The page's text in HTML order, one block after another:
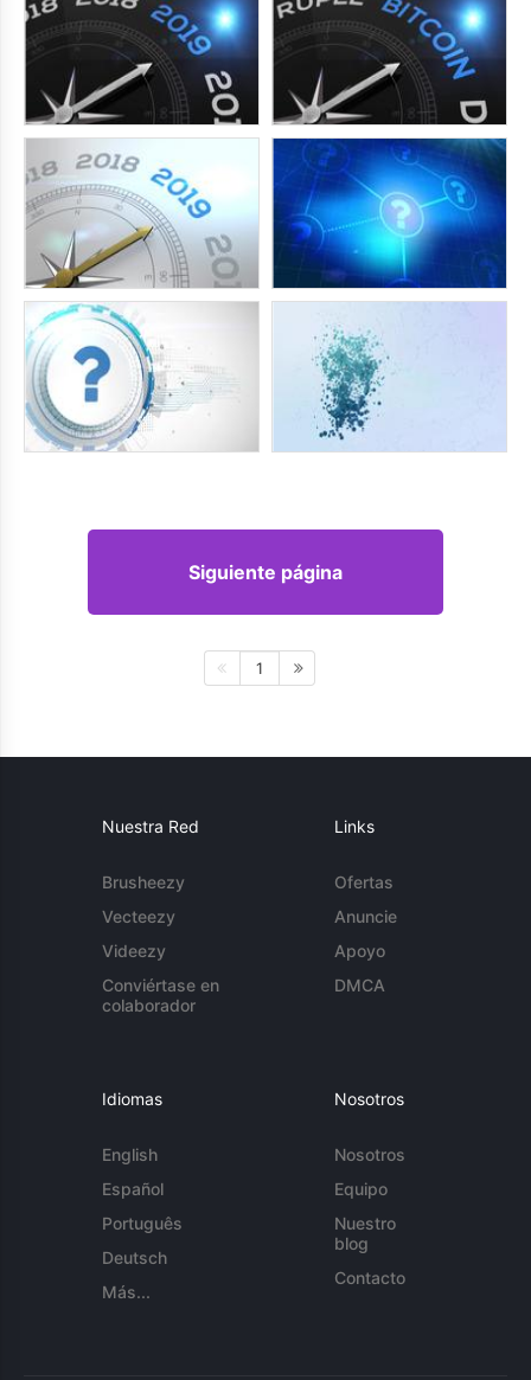
Siguiente página
1
Nuestra Red
Brusheezy
Vecteezy
Videezy
Conviértase en
colaborador
Links
Ofertas
Anuncie
Apoyo
DMCA
Idiomas
English
Español
Português
Deutsch
Más...
Nosotros
Nosotros
Equipo
Nuestro
blog
Contacto